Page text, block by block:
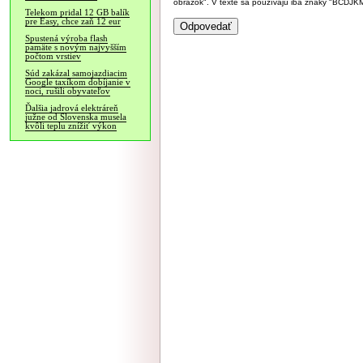
Telekom pridal 12 GB balík
pre Easy, chce zaň 12 eur
Spustená výroba flash
pamäte s novým najvyšším
počtom vrstiev
Súd zakázal samojazdiacim
Google taxíkom dobíjanie v
noci, rušili obyvateľov
Ďalšia jadrová elektráreň
južne od Slovenska musela
kvôli teplu znížiť výkon
obrázok". V texte sa používajú iba znaky